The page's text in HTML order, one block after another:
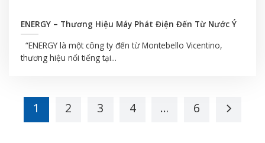
ENERGY – Thương Hiệu Máy Phát Điện Đến Từ Nước Ý
“ENERGY là một công ty đến từ Montebello Vicentino,
thương hiệu nổi tiếng tại...
1 2 3 4 … 6